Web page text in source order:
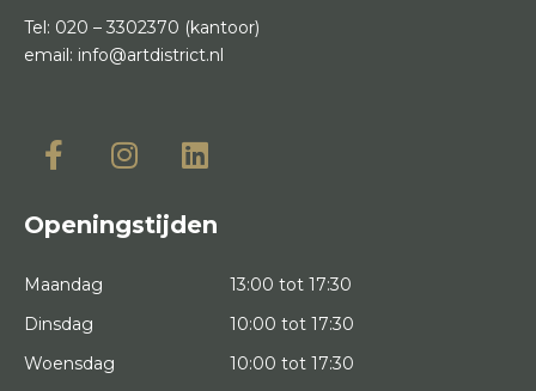
Tel: 020 – 3302370 (kantoor)
email: info@artdistrict.nl
Openingstijden
Maandag
13:00 tot 17:30
Dinsdag
10:00 tot 17:30
Woensdag
10:00 tot 17:30